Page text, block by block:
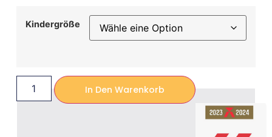
Kindergröße
In Den Warenkorb